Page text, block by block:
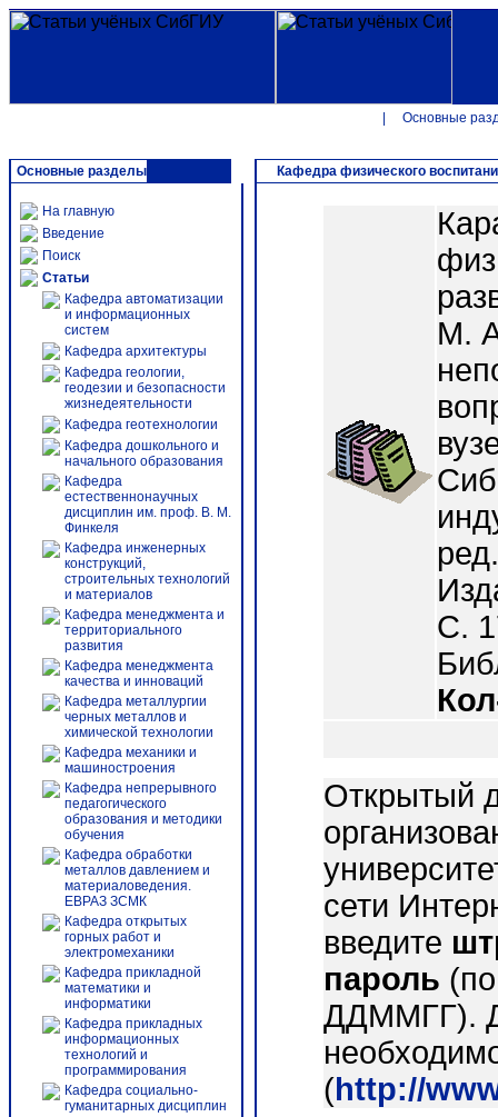
Основные
Основные разделы
На главную
Введение
Поиск
Статьи
Кафедра автоматизации
и информационных
систем
Кафедра архитектуры
Кафедра геологии,
геодезии и безопасности
жизнедеятельности
Кафедра геотехнологии
Кафедра дошкольного и
начального образования
Кафедра
естественнонаучных
дисциплин им. проф. В. М.
Финкеля
Кафедра инженерных
конструкций,
строительных технологий
и материалов
Кафедра менеджмента и
территориального
развития
Кафедра менеджмента
качества и инноваций
Кафедра металлургии
черных металлов и
химической технологии
Кафедра механики и
машиностроения
Кафедра непрерывного
педагогического
образования и методики
обучения
Кафедра обработки
металлов давлением и
материаловедения.
ЕВРАЗ ЗСМК
Кафедра открытых
горных работ и
электромеханики
Кафедра прикладной
математики и
информатики
Кафедра прикладных
информационных
технологий и
программирования
Кафедра социально-
гуманитарных дисциплин
Кафедра физического
М.
С.
Открытый
сети
введите
пароль
ДДММГГ).
(http://